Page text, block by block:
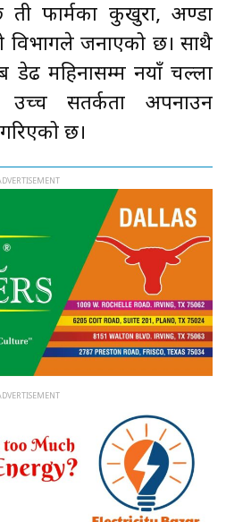
ती फार्मका कुखुरा, अण्डा
विभागले जनाएको छ। साथै
डेढ महिनासम्म नयाँ चल्ला
उच्च सतर्कता अपनाउन
छ।